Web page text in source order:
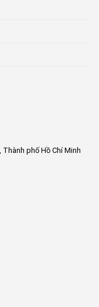
phố Hồ Chí Minh